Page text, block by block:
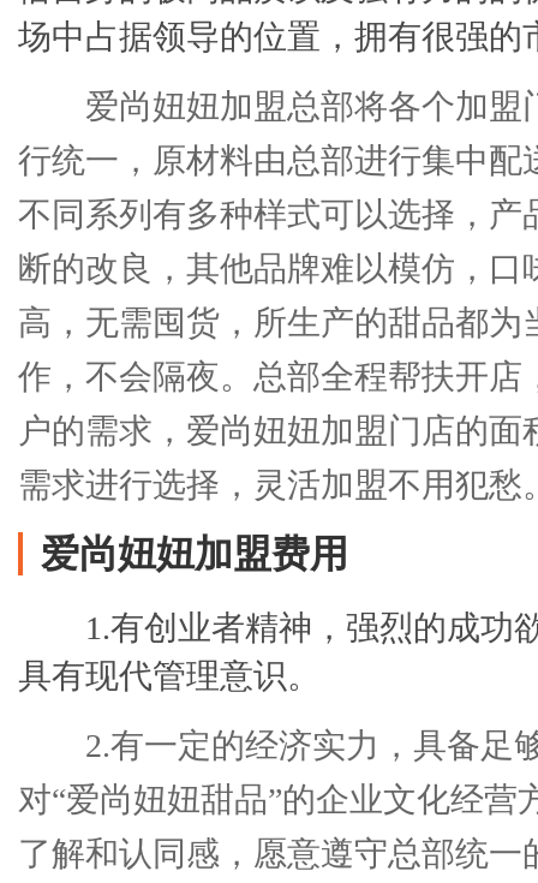
场中占据领导的位置，拥有很强的
爱尚妞妞加盟总部将各个加盟
行统一，原材料由总部进行集中配
不同系列有多种样式可以选择，产
断的改良，其他品牌难以模仿，口
高，无需囤货，所生产的甜品都为
作，不会隔夜。总部全程帮扶开店
户的需求，爱尚妞妞加盟门店的面
需求进行选择，灵活加盟不用犯愁
爱尚妞妞加盟费用
1.有创业者精神，强烈的成功
具有现代管理意识。
2.有一定的经济实力，具备足
对“爱尚妞妞甜品”的企业文化经营
了解和认同感，愿意遵守总部统一